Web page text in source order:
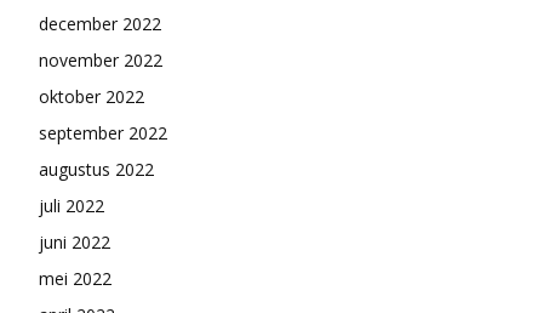
december 2022
november 2022
oktober 2022
september 2022
augustus 2022
juli 2022
juni 2022
mei 2022